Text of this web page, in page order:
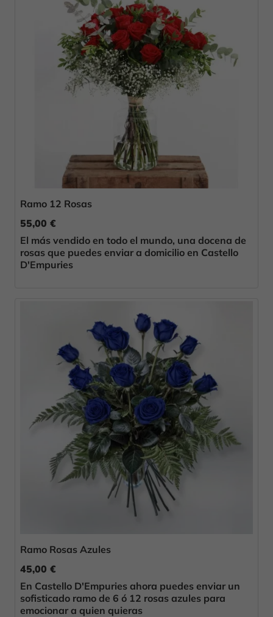
Ramo 12 Rosas
55,00 €
El más vendido en todo el mundo, una docena de
rosas que puedes enviar a domicilio en Castello
D'Empuries
Ramo Rosas Azules
45,00 €
En Castello D'Empuries ahora puedes enviar un
sofisticado ramo de 6 ó 12 rosas azules para
emocionar a quien quieras